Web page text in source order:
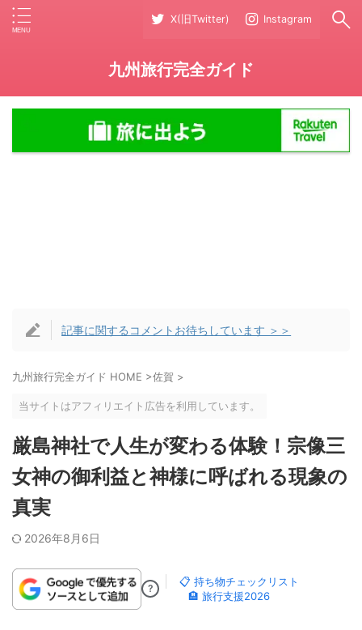
X(旧Twitter) Instagram
九州旅行完全ガイド
記事に関するコメントお待ちしています ＞＞
九州旅行完全ガイド HOME >佐賀 >
当サイトはアフィリエイト広告を利用しています。
厳島神社で人生が変わる体験！宗像三
女神の御利益と神様に呼ばれる現象の
真実
2026年8月6日
?
📋 持ち物チェックリスト
🏨 旅行支援2026